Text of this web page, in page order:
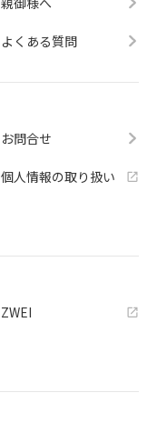
よくある質問
お問合せ
個人情報の取り扱い
ZWEI